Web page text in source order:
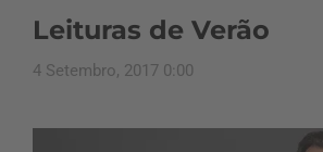
Leituras de Verão
4 Setembro, 2017 0:00